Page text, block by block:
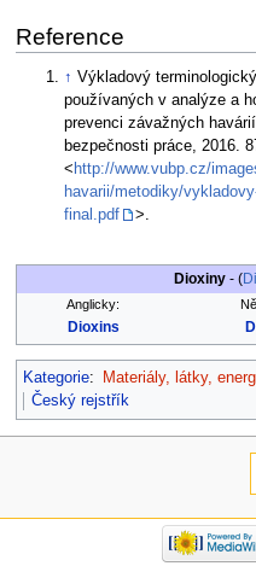
Reference
↑ Výkladový
používaných v analýze a
prevenci závažných
bezpečnosti práce, 2016.
< http://www.vubp.cz/
havarii/metodiky/
final.pdf
>.
Dioxiny - (
Anglicky:
Dioxins
Kategorie: Materiály, látky,
Český rejstřík